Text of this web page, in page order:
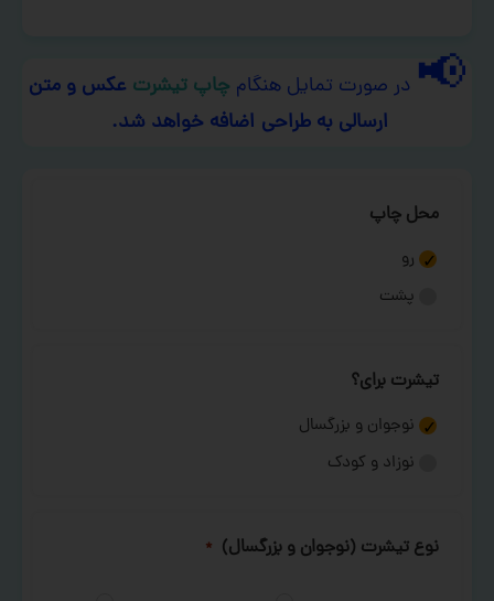
📢 در صورت تمایل هنگام چاپ تیشرت عکس و متن
ارسالی به طراحی اضافه خواهد شد.
محل چاپ
رو
پشت
تیشرت برای؟
نوجوان و بزرگسال
نوزاد و کودک
نوع تیشرت (نوجوان و بزرگسال) *